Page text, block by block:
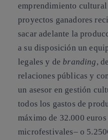
emprendimiento
proyectos ganadores
sacar adelante la
a su disposición un
legales y de branding,
relaciones públicas y
un asesor en gestión
todos los gastos de
máximo de 32.000
microfestivales– o